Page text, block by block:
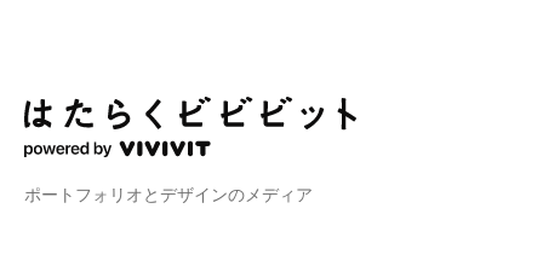
ポートフォリオとデザインのメディア